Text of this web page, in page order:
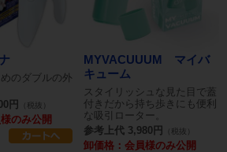
のダブルの外
円
（税抜）
のみ公開
MYVACUUUM マイバ
キューム
スタイリッシュな見た目で蓋
付きだから持ち歩きにも便利
な吸引ローター。
参考上代 3,980円
（税抜）
卸価格：会員様のみ公開